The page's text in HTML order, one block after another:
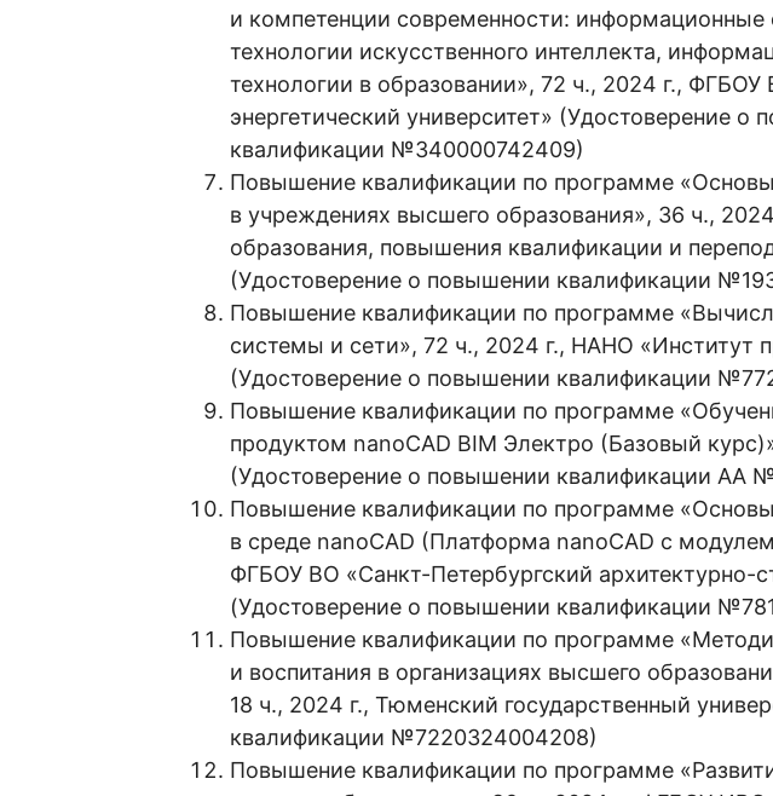
и компетенции современности:
технологии искусственного интеллекта,
технологии в образовании», 72 ч., 2024 г.,
энергетический университет» (Удостоверение о
квалификации №340000742409)
Повышение квалификации по программе
в учреждениях высшего образования», 36 ч.,
образования, повышения квалификации и
(Удостоверение о повышении квалификации
Повышение квалификации по программе
системы и сети», 72 ч., 2024 г., НАНО «Институт
(Удостоверение о повышении квалификации
Повышение квалификации по программе
продуктом nanoCAD BIM Электро (Базовый
(Удостоверение о повышении квалификации АА
Повышение квалификации по программе
в среде nanoCAD (Платформа nanoCAD с
ФГБОУ ВО «Санкт-Петербургский архитектурно-
(Удостоверение о повышении квалификации
Повышение квалификации по программе
и воспитания в организациях высшего
18 ч., 2024 г., Тюменский государственный
квалификации №7220324004208)
Повышение квалификации по программе